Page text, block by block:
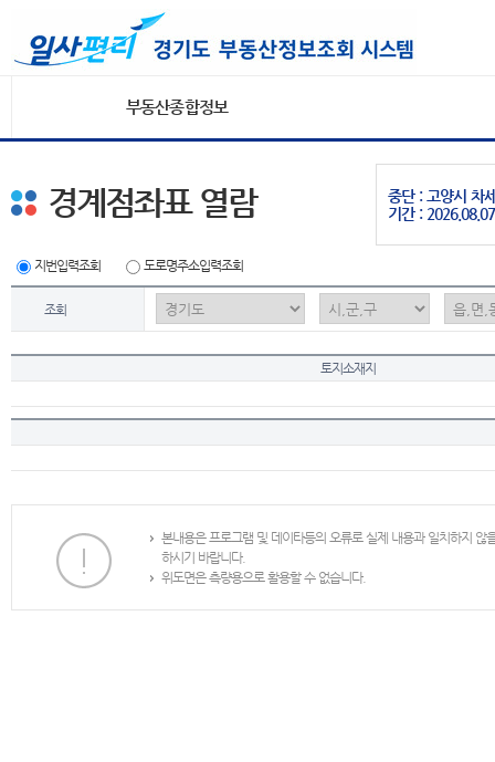
부동산종합정보
중단 : 고양시 차
기간 :
경계점좌표 열람
지번입력조회 도로명주소입력조회
조회
토지소재지
본내용은 프로그램 및 데이타등의 오류로 실제 내용과 일치하지
하시기 바랍니다.
위도면은 측량용으로 활용할 수 없습니다.